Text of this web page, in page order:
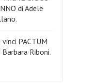
di Adele
PACTUM
Riboni.